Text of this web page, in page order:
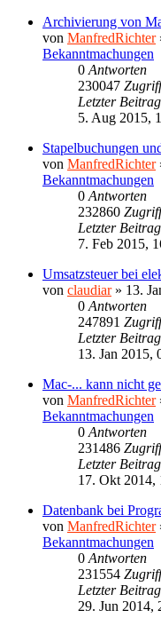
Archivierung von
von ManfredRichter
Bekanntmachungen
0 Antworten
230047
Letzter Beitrag
5. Aug 2015,
Stapelbuchungen
von ManfredRichter
Bekanntmachungen
0 Antworten
232860
Letzter Beitrag
7. Feb 2015,
Umsatzsteuer bei
von claudiar» 13.
0 Antworten
247891
Letzter Beitrag
13. Jan 2015,
Mac-... kann nicht
von ManfredRichter
Bekanntmachungen
0 Antworten
231486
Letzter Beitrag
17. Okt 2014,
Datenbank bei
von ManfredRichter
Bekanntmachungen
0 Antworten
231554
Letzter Beitrag
29. Jun 2014,